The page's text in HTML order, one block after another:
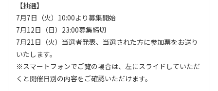
【抽選】
7月7日（火）10:00より募集開始
7月12日（日）23:00募集締切
7月21日（火）当選者発表、当選された方に参加票をお送り
いたします。
※スマートフォンでご覧の場合は、左にスライドしていただ
くと開催日別の内容をご確認いただけます。